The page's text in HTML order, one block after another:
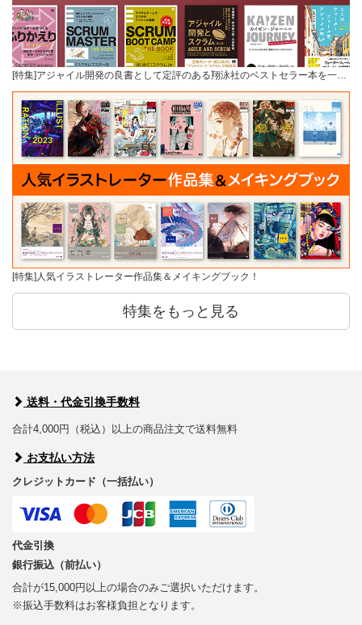
[特集]アジャイル開発の良書として定評のある翔泳社のベストセラー本を一…
[特集]人気イラストレーター作品集＆メイキングブック！
特集をもっと見る
送料・代金引換手数料
合計4,000円（税込）以上の商品注文で送料無料
お支払い方法
クレジットカード（一括払い）
代金引換
銀行振込（前払い）
合計が15,000円以上の場合のみご選択いただけます。
※振込手数料はお客様負担となります。